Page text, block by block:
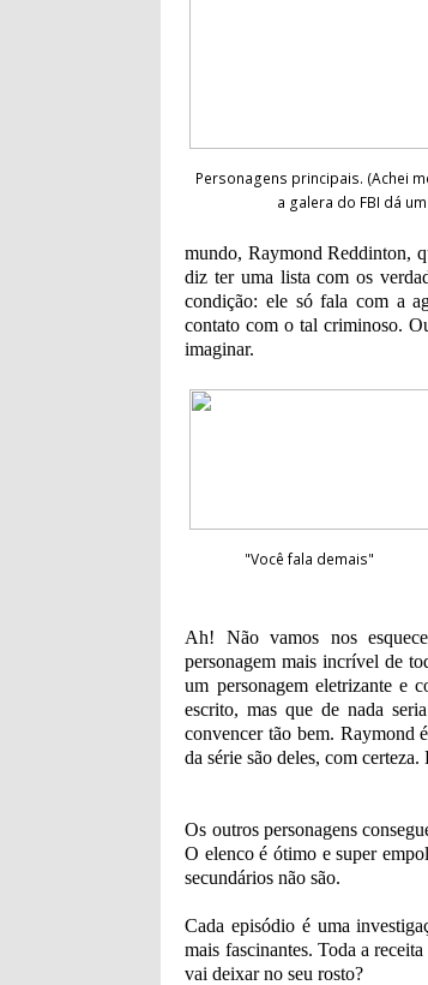
Personagens principais. (Achei
a galera do FBI dá
mundo, RaymondReddinton,
diz ter uma lista com os
condição: ele só fala com a
contato com o tal criminoso.
imaginar.
"Você fala demais"
Ah! Não vamos nos
personagem mais incrível de
um personagem eletrizante e
escrito, mas que de nada
convencer tão bem. Raymond
da série são deles, com
Os outros personagens
O elenco é ótimo e super
secundários não são.
Cada episódio é uma
mais fascinantes. Toda a
vai deixar no seu rosto?